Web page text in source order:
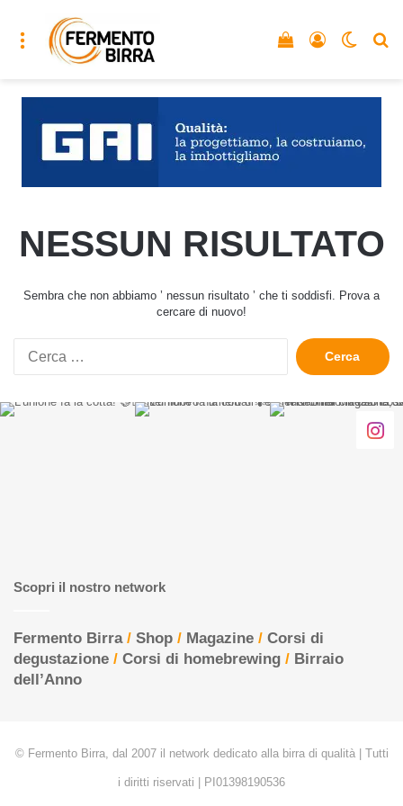
Menu Accedi
Vedi il carrello
NESSUN RISULTATO
Sembra che non abbiamo ’ nessun risultato ’ che ti soddisfi. Prova a
cercare di nuovo!
Ricerca
per:
Scopri il nostro network
Fermento Birra/ Shop / Magazine / Corsi di
degustazione / Corsi di homebrewing / Birraio
dell’Anno
© Fermento Birra, dal 2007 il network dedicato alla birra di qualità | Tutti
i diritti riservati | PI01398190536